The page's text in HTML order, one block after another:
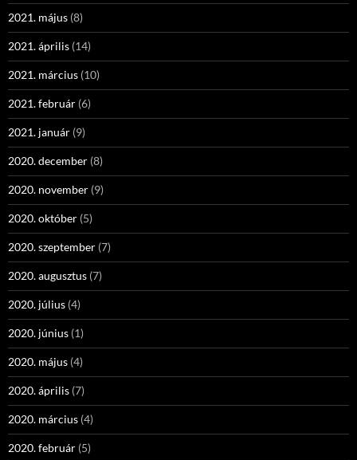
2021. május (8)
2021. április (14)
2021. március (10)
2021. február (6)
2021. január (9)
2020. december (8)
2020. november (9)
2020. október (5)
2020. szeptember (7)
2020. augusztus (7)
2020. július (4)
2020. június (1)
2020. május (4)
2020. április (7)
2020. március (4)
2020. február (5)